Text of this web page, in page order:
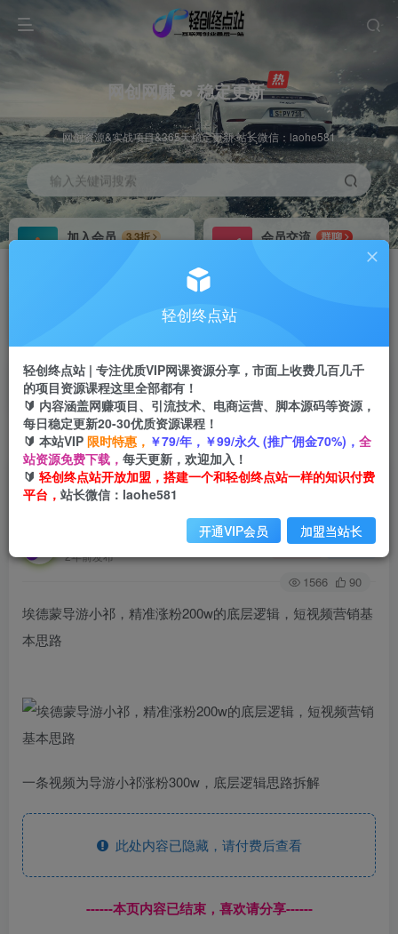
网创网赚 ∞ 稳定更新
网创资源&实战项目&365天稳定更新 站长微信：laohe581
输入关键词搜索
加入会员
3.3折
会员交流
群聊
首页 创业课程 会员免费 正文
埃德蒙导游小祁，精准涨粉200w的底层逻辑，短
视频营销基本思路
2年前发布
关注 私信
1566 90
埃德蒙导游小祁，精准涨粉200w的底层逻辑，短视频营销基
本思路
一条视频为导游小祁涨粉300w，底层逻辑思路拆解
此处内容已隐藏，请付费后查看
------本页内容已结束，喜欢请分享------
轻创终点站
轻创终点站 | 专注优质VIP网课资源分享，市面上收费几百几千
的项目资源课程这里全部都有！
🔰 内容涵盖网赚项目、引流技术、电商运营、脚本源码等资源，
每日稳定更新20-30优质资源课程！
🔰 本站VIP 限时特惠， ￥79/年，￥99/永久 (推广佣金70%)， 全
站资源免费下载， 每天更新，欢迎加入！
🔰 轻创终点站开放加盟，搭建一个和轻创终点站一样的知识付费
平台， 站长微信：laohe581
开通VIP会员 加盟当站长